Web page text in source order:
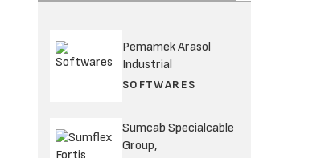
Pemamek Arasol
Industrial
SOFTWARES
Sumcab Specialcable
Group,